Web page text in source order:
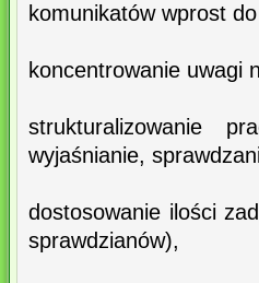
komunikatów wprost
koncentrowanie uwagi
strukturalizowanie
wyjaśnianie,
dostosowanie ilości
sprawdzianów),